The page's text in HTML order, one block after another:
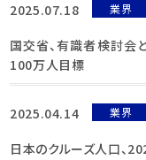
2025.07.18 業界
国交省、有識者検討会
100万人目標
2025.04.14 業界
日本のクルーズ人口、